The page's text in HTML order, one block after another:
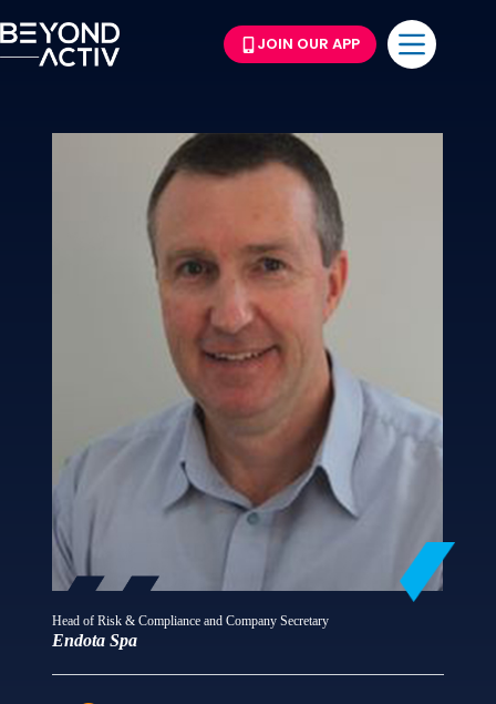
JOIN OUR APP
Head of Risk & Compliance and Company Secretary
Endota Spa